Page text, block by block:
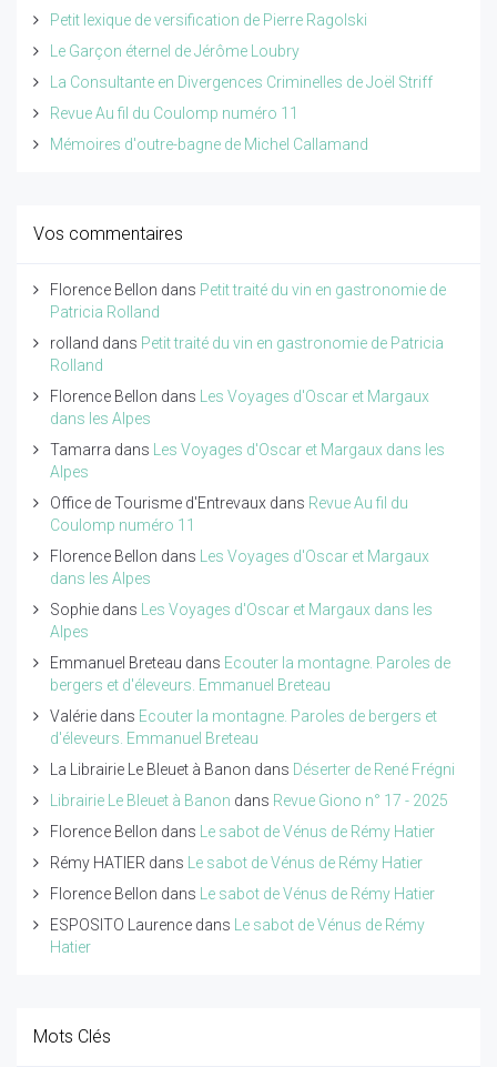
Petit lexique de versification de Pierre Ragolski
Le Garçon éternel de Jérôme Loubry
La Consultante en Divergences Criminelles de Joël Striff
Revue Au fil du Coulomp numéro 11
Mémoires d'outre-bagne de Michel Callamand
Vos commentaires
Florence Bellon dans Petit traité du vin en gastronomie de
Patricia Rolland
rolland dans Petit traité du vin en gastronomie de Patricia
Rolland
Florence Bellon dans
Les Voyages d'Oscar et Margaux
dans les Alpes
Tamarra dans
Les Voyages d'Oscar et Margaux dans les
Alpes
Office de Tourisme d'Entrevaux dans Revue Au fil du
Coulomp numéro 11
Florence Bellon dans
Les Voyages d'Oscar et Margaux
dans les Alpes
Sophie dans
Les Voyages d'Oscar et Margaux dans les
Alpes
Emmanuel Breteau dans Ecouter la montagne. Paroles de
bergers et d'éleveurs. Emmanuel Breteau
Valérie dans Ecouter la montagne. Paroles de bergers et
d'éleveurs. Emmanuel Breteau
La Librairie Le Bleuet à Banon dans Déserter de René Frégni
Librairie Le Bleuet à Banon dans Revue Giono n° 17 - 2025
Florence Bellon dans
Le sabot de Vénus de Rémy Hatier
Rémy HATIER dans
Le sabot de Vénus de Rémy Hatier
Florence Bellon dans
Le sabot de Vénus de Rémy Hatier
ESPOSITO Laurence dans
Le sabot de Vénus de Rémy
Hatier
Mots Clés